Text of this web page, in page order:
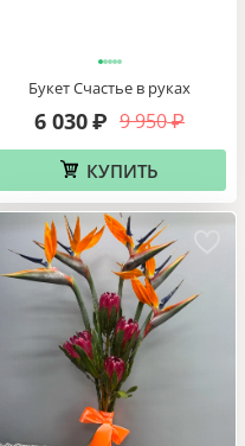
Букет Счастье в руках
9 950 ₽
6 030₽
КУПИТЬ